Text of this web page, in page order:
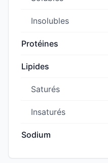
Insolubles
Protéines
Lipides
Saturés
Insaturés
Sodium